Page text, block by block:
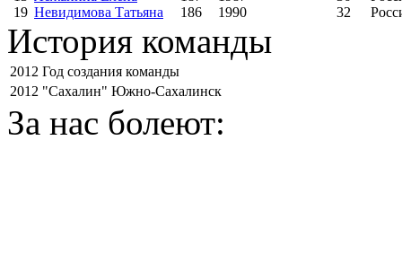
19 Невидимова Татьяна 186 1990 32
История команды
2012 Год создания команды
2012 "Сахалин" Южно-Сахалинск
За нас болеют: